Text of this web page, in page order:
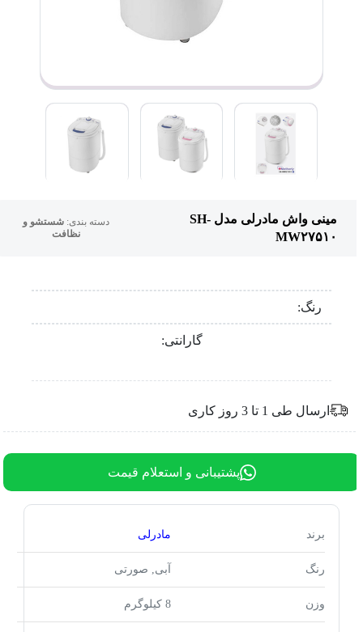
مینی واش مادرلی مدل SH-
MW۲۷۵۱۰
دسته بندی:شستشو و
نظافت
رنگ:
گارانتی:
ارسال طی 1 تا 3 روز کاری
پشتیبانی و استعلام قیمت
برند مادرلی
رنگ آبی, صورتی
وزن